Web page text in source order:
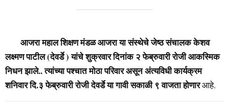
आजरा महाल शिक्षण मंडळ आजरा या संस्थेचे जेष्ठ संचालक केशव
लक्ष्मण पाटील (देवर्डे ) यांचे शुक्रवार दिनांक २ फेब्रुवारी रोजी आकस्मिक
निधन झाले.. त्यांच्या पश्चात मोठा परिवार असून अंत्यविधी कार्यक्रम
शनिवार दि.३ फेब्रुवारी रोजी देवर्डे या गावी सकाळी ९ वाजता होणारआहे.